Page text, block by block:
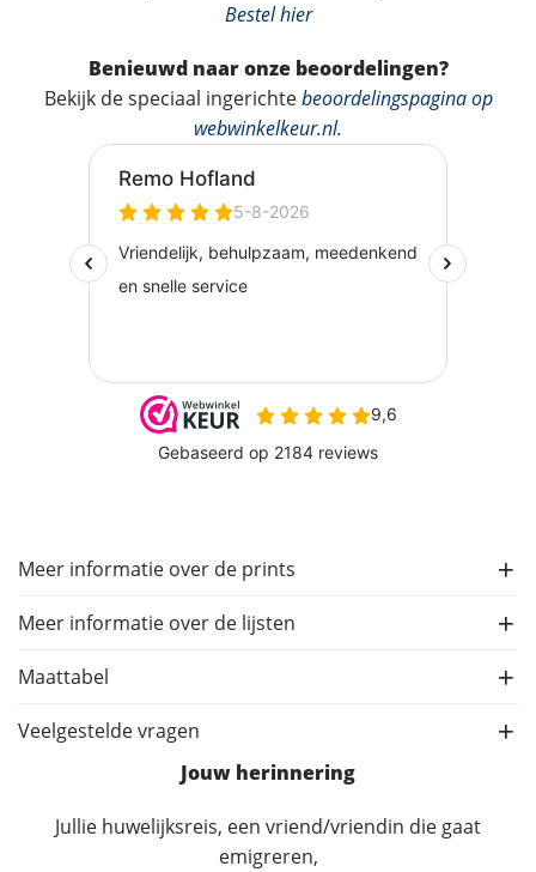
Bestel hier
Benieuwd naar onze beoordelingen?
Bekijk de speciaal ingerichtebeoordelingspagina op
webwinkelkeur.nl.
Meer informatie over de prints
Meer informatie over de lijsten
Maattabel
Veelgestelde vragen
Jouw herinnering
Jullie huwelijksreis, een vriend/vriendin die gaat
emigreren,